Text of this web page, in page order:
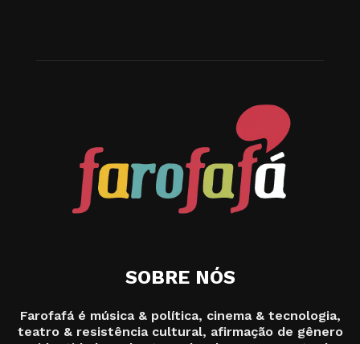
SOBRE NÓS
Farofafá é música & política, cinema & tecnologia,
teatro & resistência cultural, afirmação de gênero